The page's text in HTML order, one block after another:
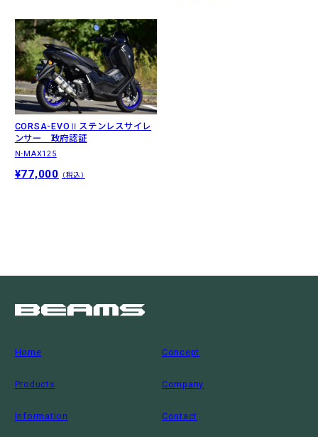
CORSA-EVOⅡステンレスサイレ
ンサー 政府認証
N-MAX125
¥77,000 （税込）
Home Concept
Products Company
Information Contact